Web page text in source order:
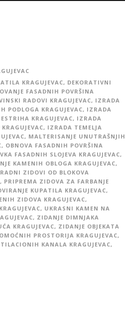
KRAGUJEVAC, DEKORATIVNI
FASADNIH POVRŠINA
RADOVI KRAGUJEVAC, IZRADA
PODLOGA KRAGUJEVAC, IZRADA
KRAGUJEVAC, IZRADA
, IZRADA TEMELJA
, MALTERISANJE UNUTRAŠNJIH
, OBNOVA FASADNIH POVRŠINA
FASADNIH SLOJEVA KRAGUJEVAC,
KAMENIH OBLOGA KRAGUJEVAC,
ZIDOVI OD BLOKOVA
, PRIPREMA ZIDOVA ZA FARBANJE
KUPATILA KRAGUJEVAC,
ZIDOVA KRAGUJEVAC,
, UKRASNI KAMEN NA
, ZIDANJE DIMNJAKA
KRAGUJEVAC, ZIDANJE OBJEKATA
PROSTORIJA KRAGUJEVAC,
KANALA KRAGUJEVAC,